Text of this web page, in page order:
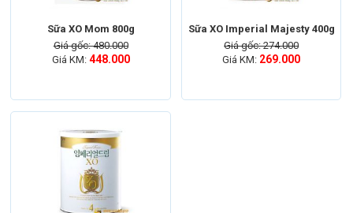
Sữa XO Mom 800g
Giá gốc: 480.000
Giá KM: 448.000
Sữa XO Imperial Majesty 400g
Giá gốc: 274.000
Giá KM: 269.000